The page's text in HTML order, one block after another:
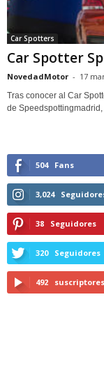
Car Spotters
Car Spotter
NovedadMotor - 17
Tras conocer al Car
de Speedspottingmadrid,
504 Fans
3,024
38 Seguidores
320 Seguidores
492 suscriptores